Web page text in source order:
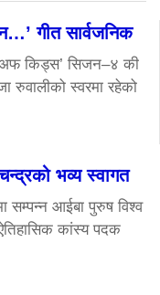
गीत सार्वजनिक
अफ किड्स’ सिजन–४ की
रुवालीको स्वरमा रहेको
भव्य स्वागत
सम्पन्न आईबा पुरुष विश्व
कांस्य पदक